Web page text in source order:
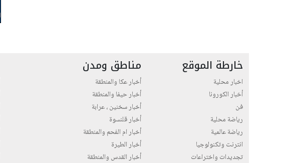
خارطة الموقع
اخبار محلية
أخبار الكورونا
فن
رياضة محلية
رياضة عالمية
انترنت وتكنولوجيا
تجديدات واختراعات
مناطق ومدن
أخبار عكا والمنطقة
أخبار حيفا والمنطقة
أخبار سخنين ، عرابة
أخبار قلنسوة
أخبار ام الفحم والمنطقة
أخبار الطيرة
أخبار القدس والمنطقة